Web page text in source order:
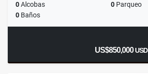
0Alcobas 0 Parqueo
0 Baños
US$850,000USD